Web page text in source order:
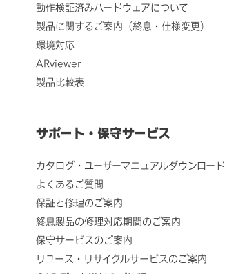
動作検証済みハードウェアについて
製品に関するご案内（終息・仕様変更）
環境対応
ARviewer
製品比較表
サポート・保守サービス
カタログ・ユーザーマニュアルダウンロード
よくあるご質問
保証と修理のご案内
終息製品の修理対応期間のご案内
保守サービスのご案内
リユース・リサイクルサービスのご案内